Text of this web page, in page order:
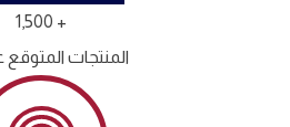
+ 1,500
المنتجات